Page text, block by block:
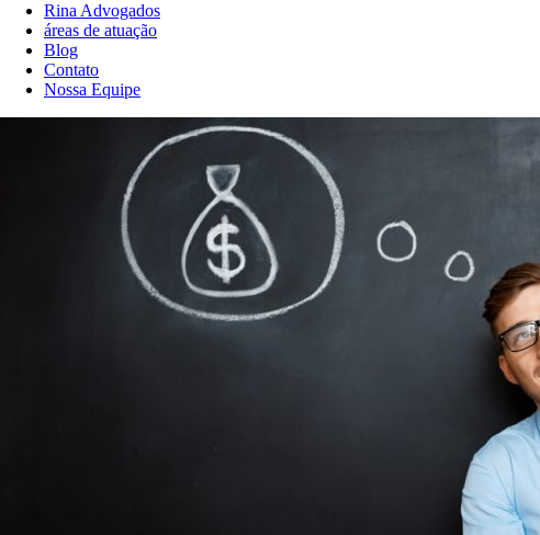
Rina Advogados
áreas de atuação
Blog
Contato
Nossa Equipe